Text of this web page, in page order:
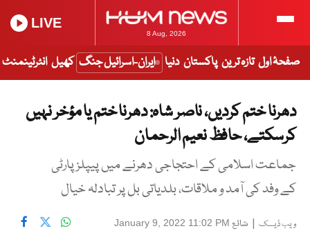
8 Aug, 2026
LIVE
صفحۂ اول تازہ ترین پاکستان دنیا ایران-اسرائیل جنگ کھیل انٹرٹینمنٹ
دھرنا ختم کردیں، ناصر شاہ: دھرنا ختم یا مؤخر نہیں
کرسکتے، حافظ نعیم الرحمان
جماعت اسلامی کے احتجاجی دھرنے میں پیپلزپارٹی
کے وفد کی آمد و ملاقات، بلدیاتی بل پر تبادلہ خیال
ویب ڈیسک | شائع January 9, 2022 11:02 PM